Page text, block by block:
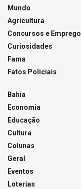
Mundo
Agricultura
Concursos e Emprego
Curiosidades
Fama
Fatos Policiais
Bahia
Economia
Educação
Cultura
Colunas
Geral
Eventos
Loterias